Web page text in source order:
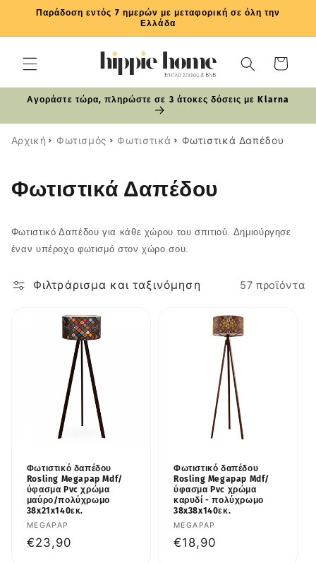
μετάβαση
περιεχόμενο
Παράδοση εντός 7 ημερών με μεταφορική σε όλη την
Ελλάδα
Καλάθι
Αγοράστε τώρα, πληρώστε σε 3 άτοκες δόσεις με Klarna
Αρχική Φωτισμός Φωτιστικά Φωτιστικά Δαπέδου
Σ
λ
Φωτιστικά Δαπέδου
Φωτιστικό Δαπέδου για κάθε χώρου του σπιτιού. Δημιούργησε
έναν υπέροχο φωτισμό στον χώρο σου.
Φιλτράρισμα και ταξινόμηση 57 προϊόντα
Φωτιστικό δαπέδου
Rosling Megapap Mdf/
ύφασμα Pvc χρώμα
μαύρο/πολύχρωμο
38x21x140εκ.
Προμηθευτής:
MEGAPAP
Κανονική
€23,90
Φωτιστικό δαπέδου
Rosling Megapap Mdf/
ύφασμα Pvc χρώμα
καρυδί - πολύχρωμο
38x38x140εκ.
Προμηθευτής:
MEGAPAP
Κανονική
€18,90